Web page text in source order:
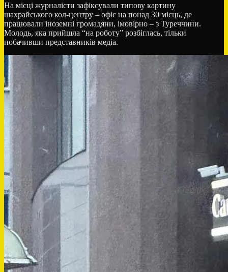
На місці журналісти зафіксували типову картину
шахрайського кол-центру – офіс на понад 30 місць, де
працювали іноземні громадяни, імовірно – з Туреччини.
Молодь, яка прийшла “на роботу” розбіглась, тільки
побачивши представників медіа.